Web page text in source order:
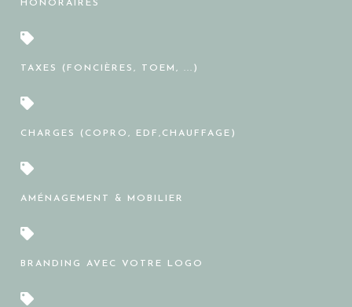
HONORAIRES
TAXES (FONCIÈRES, TOEM, ...)
CHARGES (COPRO, EDF,CHAUFFAGE)
AMÉNAGEMENT & MOBILIER
BRANDING AVEC VOTRE LOGO